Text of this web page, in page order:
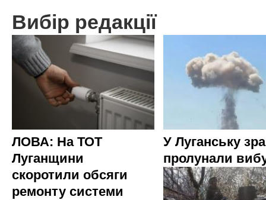
Вибір редакції
ЛОВА: На ТОТ
Луганщини
скоротили обсяги
ремонту системи
У Луганську
пролунали